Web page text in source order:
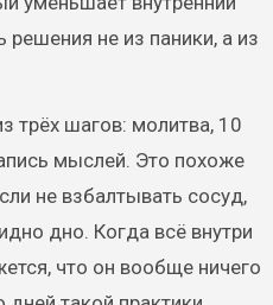
решения не из паники, а из
трёх шагов: молитва, 10
мыслей. Это похоже
не взбалтывать сосуд,
дно. Когда всё внутри
что он вообще ничего